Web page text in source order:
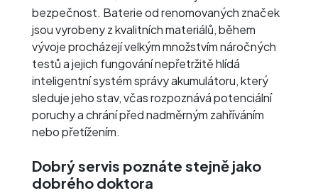
bezpečnost. Baterie od renomovaných značek
jsou vyrobeny z kvalitních materiálů, během
vývoje procházejí velkým množstvím náročných
testů a jejich fungování nepřetržitě hlídá
inteligentní systém správy akumulátoru, který
sleduje jeho stav, včas rozpoznává potenciální
poruchy a chrání před nadměrným zahříváním
nebo přetížením.
Dobrý servis poznáte stejně jako
dobrého doktora